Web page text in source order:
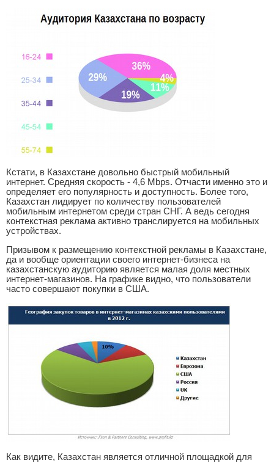
Кстати, в Казахстане довольно быстрый мобильный
интернет. Средняя скорость - 4,6 Мbps. Отчасти именно это и
определяет его популярность и доступность. Более того,
Казахстан лидирует по количеству пользователей
мобильным интернетом среди стран СНГ. А ведь сегодня
контекстная реклама активно транслируется на мобильных
устройствах.
Призывом к размещению контекстной рекламы в Казахстане,
да и вообще ориентации своего интернет-бизнеса на
казахстанскую аудиторию является малая доля местных
интернет-магазинов. На графике видно, что пользователи
часто совершают покупки в США.
Как видите, Казахстан является отличной площадкой для